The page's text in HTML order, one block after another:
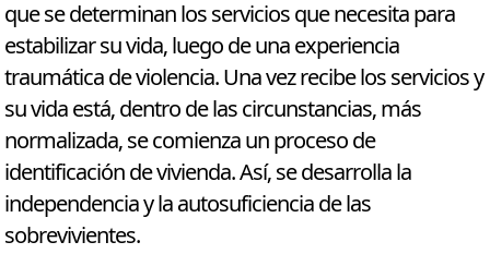
que se determinan los servicios que necesita para
estabilizar su vida, luego de una experiencia
traumática de violencia. Una vez recibe los servicios y
su vida está, dentro de las circunstancias, más
normalizada, se comienza un proceso de
identificación de vivienda. Así, se desarrolla la
independencia y la autosuficiencia de las
sobrevivientes.